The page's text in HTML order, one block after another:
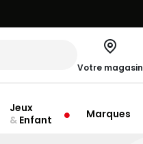
Votre magasin
Ferme à 19:30
Jeux
& Enfant Marques